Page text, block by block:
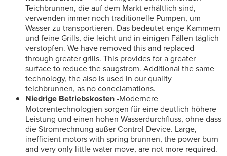
Teichbrunnen, die auf dem Markt erhältlich sind,
verwenden immer noch traditionelle Pumpen, um
Wasser zu transportieren. Das bedeutet enge Kammern
und feine Grills, die leicht und in einigen Fällen täglich
verstopfen. We have removed this and replaced
through greater grills. This provides for a greater
surface to reduce the saugstrom. Additional the same
technology, the also is used in our quality
teichbrunnen, as no coneclamations.
Niedrige Betriebskosten-Modernere
Motorentechnologien sorgen für eine deutlich höhere
Leistung und einen hohen Wasserdurchfluss, ohne dass
die Stromrechnung außer Control Device. Large,
inefficient motors with spring brunnen, the power burn
and very only little water move, are not more required.